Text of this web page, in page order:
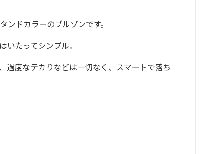
ドカラーのブルゾンです。
いたってシンプル。
過度なテカりなどは一切なく、スマートで落ち